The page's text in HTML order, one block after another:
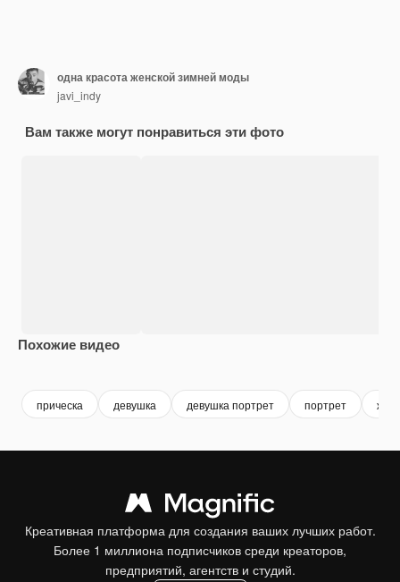
одна красота женской зимней моды
javi_indy
Вам также могут понравиться эти фото
Похожие видео
прическа девушка девушка портрет портрет
Креативная платформа для создания ваших лучших работ.
Более 1 миллиона подписчиков среди креаторов,
предприятий, агентств и студий.